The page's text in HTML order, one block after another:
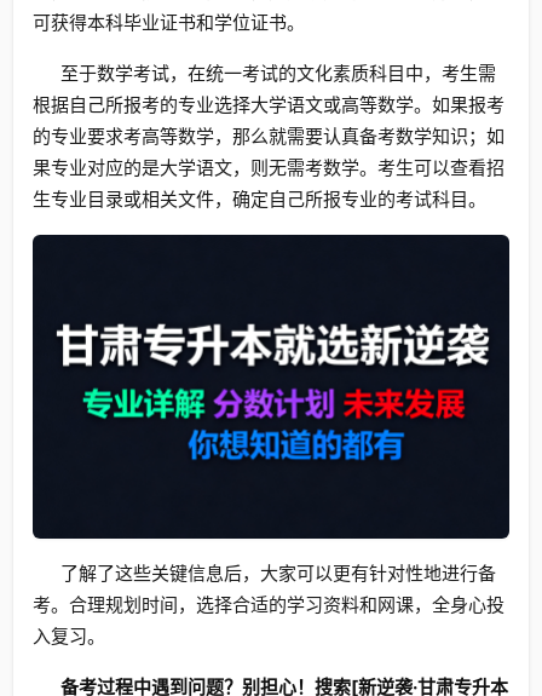
可获得本科毕业证书和学位证书。
至于数学考试，在统一考试的文化素质科目中，考生需
根据自己所报考的专业选择大学语文或高等数学。如果报考
的专业要求考高等数学，那么就需要认真备考数学知识；如
果专业对应的是大学语文，则无需考数学。考生可以查看招
生专业目录或相关文件，确定自己所报专业的考试科目。
了解了这些关键信息后，大家可以更有针对性地进行备
考。合理规划时间，选择合适的学习资料和网课，全身心投
入复习。
备考过程中遇到问题？别担心！搜索[新逆袭·甘肃专升本